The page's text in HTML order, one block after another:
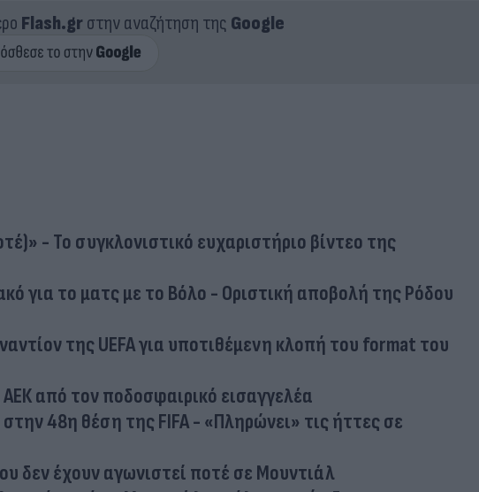
Flash.grστην αναζήτηση της Google
- Το συγκλονιστικό ευχαριστήριο βίντεο της
για το ματς με το Βόλο - Οριστική αποβολή της Ρόδου
της UEFA για υποτιθέμενη κλοπή του format του
από τον ποδοσφαιρικό εισαγγελέα
48η θέση της FIFA - «Πληρώνει» τις ήττες σε
δεν έχουν αγωνιστεί ποτέ σε Μουντιάλ